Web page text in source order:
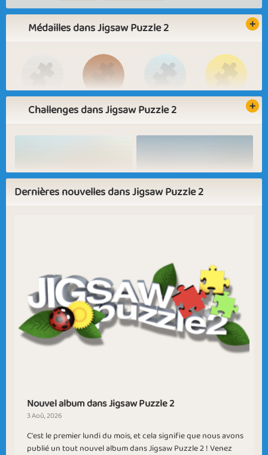
Médailles dans Jigsaw Puzzle 2
Expert
Challenges dans Jigsaw Puzzle 2
Outdoor Activities Daydreaming
Last Days of 2025 Ho Ho Ho
Dernières nouvelles dans Jigsaw Puzzle 2
Nouvel album dans Jigsaw Puzzle 2
3 Aoû, 2026
C'est le premier lundi du mois, et cela signifie que nous avons
publié un tout nouvel album dans Jigsaw Puzzle 2 ! Venez